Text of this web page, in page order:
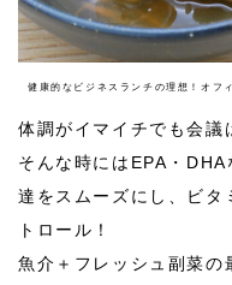
健康的なビジネスランチの理想！オフ
体調がイマイチでも会議
そんな時にはEPA・
達をスムーズにし、ビタ
トロール！
魚介＋フレッシュ副菜の